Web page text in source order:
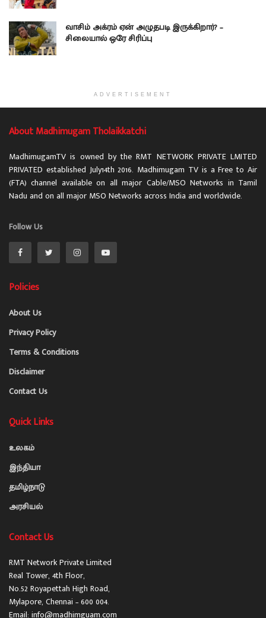
வாசிம் அக்ரம் ஏன் அழுதபடி இருக்கிறார்? –
சிலையால் ஒரே சிரிப்பு
ADVERTISEMENT
About Madhimugam Tholaikkatchi
MadhimugamTV is owned by the RMT NETWORK PRIVATE LMITED
PRIVATED established July14th 2016. Madhimugam TV is a Free to Air
(FTA) channel available on all major Cable/MSO Networks in Tamil
Nadu and on all major MSO Networks across India and worldwide.
Follow Us
Policies
About Us
Privacy Policy
Terms & Conditions
Disclaimer
Contact Us
Quick Links
உலகம்
இந்தியா
தமிழ்நாடு
அரசியல்
Contact Us
RMT Network Private Limited
Real Tower, 4th Floor,
No.52 Royapettah High Road,
Mylapore, Chennai – 600 004.
Email: info@madhimguam.com